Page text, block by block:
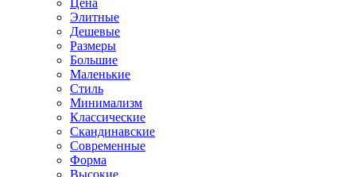
Цена
Элитные
Дешевые
Размеры
Большие
Маленькие
Стиль
Минимализм
Классические
Скандинавские
Современные
Форма
Высокие